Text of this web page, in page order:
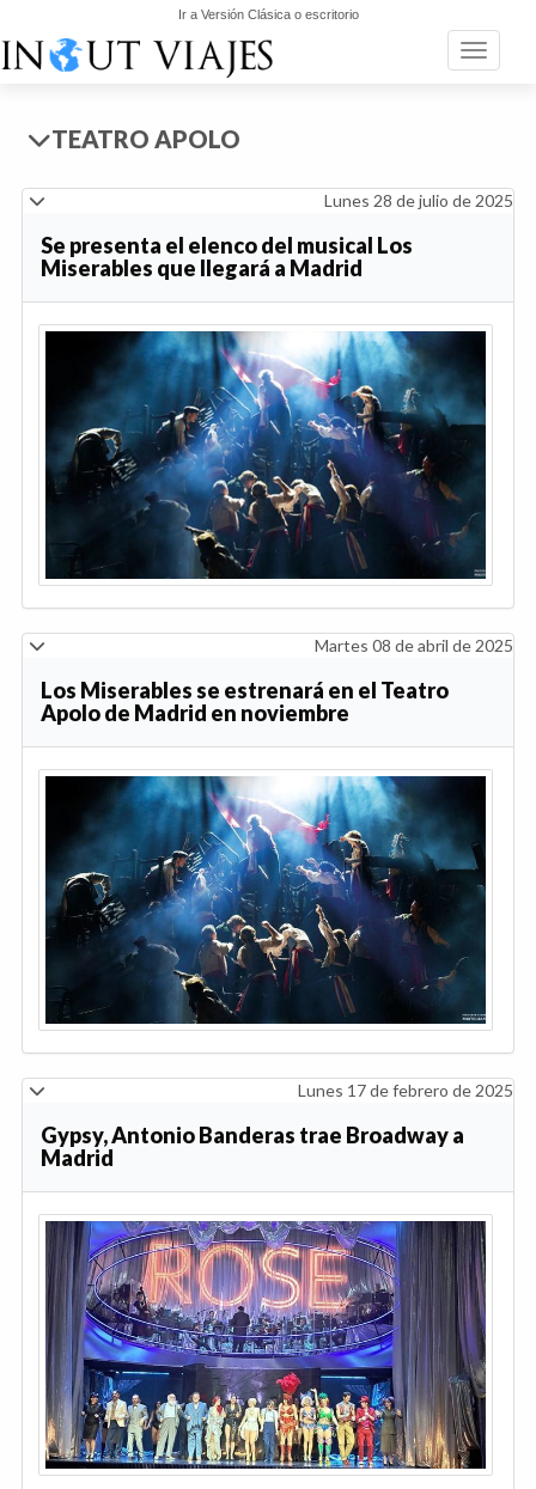
Ir a Versión Clásica o escritorio
Toggle
TEATRO APOLO
Lunes 28 de julio de 2025
Se presenta el elenco del musical Los
Miserables que llegará a Madrid
Martes 08 de abril de 2025
Los Miserables se estrenará en el Teatro
Apolo de Madrid en noviembre
Lunes 17 de febrero de 2025
Gypsy, Antonio Banderas trae Broadway a
Madrid